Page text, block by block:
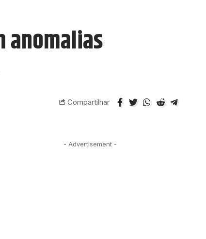
anomalias
Compartilhar
- Advertisement -